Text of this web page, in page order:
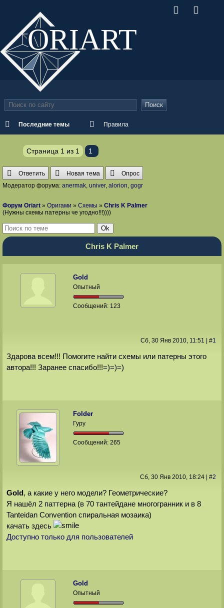
ORIART
Последние темы Правила
Поиск
Страница 1 из 1 1
Ответить Новая тема
Опрос
Модератор форума: anermak, univer, alorion, gogr
Форум Oriart » Оригами » Схемы » Chris K Palmer
(Нужны схемы патерны че угодно!!!))))
Chris K Palmer
Gold
Опытный
Сообщений: 123
Сб, 30 Янв 2010, 11:51 #1
Здарова всем!!! Помогите найти схемы или патерны этого
автора!!! Заранее спасибо!!!=)=)=)
Folder
Гуру
Сообщений:265
Сб, 30 Янв 2010, 18:24| #2
Gold, а какие у него модели? Геометрические?
Я нашёл 2 паттерна (в 70 тантейдане многогранник и в 8
Tanteidan Convention спиральная мозаика)
качать здесь
Доступно только для пользователей
Gold
Опытный